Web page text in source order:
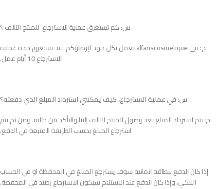
س: كم تستغرق عملية الاسترجاع للمنتج التالف ؟
ج: في alfariscosmetique نعمل بكل جهد لإرضاؤكم، قد تستغرق مدة عملية
الاسترجاع 10 أيام عمل.
س: في عملية الاسترجاع، كيف يمكنني استرداد المبلغ الذي دفعته؟
ج: يتم استرداد المبلغ بعد وصول المنتج التالف إلينا والتأكد من حالته، ومن ثم يتم
استرجاع المبلغ بحسب الطريقة المتبعة في الدفع.
إذا كان الدفع ببطاقة اتمانية سوف يسترجع المبلغ في المحفظة او في الحساب
البنكي، وإذا كان الدفع عند الاستلام سيكون الاسترجاع رصيد في المحفظة.